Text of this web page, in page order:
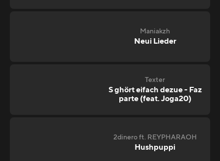
Maniakzh
Neui Lieder
Texter
S ghört eifach dezue - Faz
parte (feat. Joga20)
2dinero ft. REYPHARAOH
Hushpuppi